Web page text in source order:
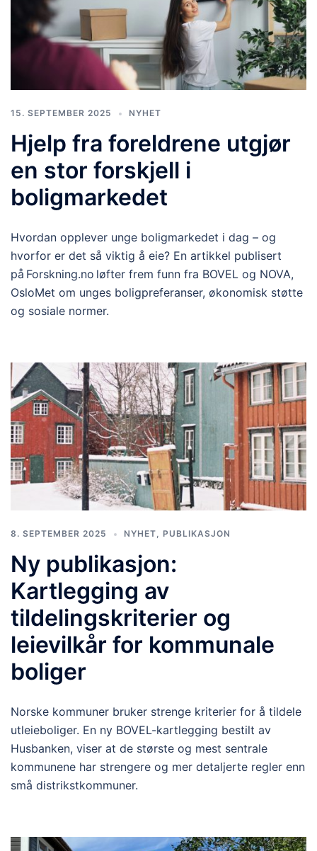
15. SEPTEMBER 2025 NYHET
Hjelp fra foreldrene utgjør
en stor forskjell i
boligmarkedet
Hvordan opplever unge boligmarkedet i dag – og
hvorfor er det så viktig å eie? En artikkel publisert
på Forskning.no løfter frem funn fra BOVEL og NOVA,
OsloMet om unges boligpreferanser, økonomisk støtte
og sosiale normer.
8. SEPTEMBER 2025 NYHET, PUBLIKASJON
Ny publikasjon:
Kartlegging av
tildelingskriterier og
leievilkår for kommunale
boliger
Norske kommuner bruker strenge kriterier for å tildele
utleieboliger. En ny BOVEL-kartlegging bestilt av
Husbanken, viser at de største og mest sentrale
kommunene har strengere og mer detaljerte regler enn
små distrikstkommuner.